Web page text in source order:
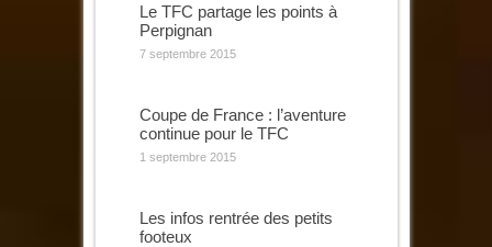
Le TFC partage les points à
Perpignan
7 septembre 2015
Coupe de France : l’aventure
continue pour le TFC
1 septembre 2015
Les infos rentrée des petits
footeux